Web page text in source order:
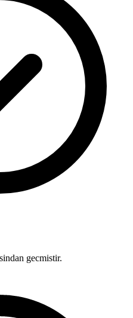
gecmistir.